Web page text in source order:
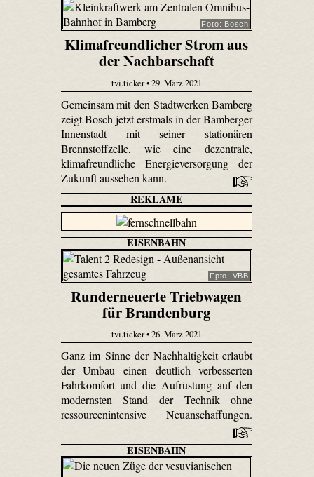
Foto: Bosch
Klimafreundlicher Strom aus
der Nachbarschaft
tvi.ticker • 29. März 2021
Gemeinsam mit den Stadtwerken Bamberg
zeigt Bosch jetzt erstmals in der Bamberger
Innenstadt mit seiner stationären
Brennstoffzelle, wie eine dezentrale,
klimafreundliche Energieversorgung der
Zukunft aussehen kann.
REKLAME
EISENBAHN
Fpto: VBB
Runderneuerte Triebwagen
für Brandenburg
tvi.ticker • 26. März 2021
Ganz im Sinne der Nachhaltigkeit erlaubt
der Umbau einen deutlich verbesserten
Fahrkomfort und die Aufrüstung auf den
modernsten Stand der Technik ohne
ressourcenintensive Neuanschaffungen.
EISENBAHN